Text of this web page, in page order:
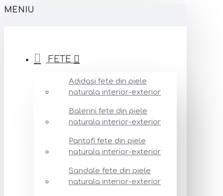
MENIU
FETE
Adidasi fete din piele
naturala interior-exterior
Balerini fete din piele
naturala interior-exterior
Pantofi fete din piele
naturala interior-exterior
Sandale fete din piele
naturala interior-exterior